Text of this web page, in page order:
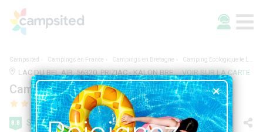
Campsited Campings en France Campings en Bretagne Camping Ecologique le Lac O Fées
LAC DU BEL AIR, 56320, PRIZIAC - KALON BREIZH, France | 0.3KM DE PRIZIAC - KALON BREIZH VOIR SUR LA CARTE
Camping Ecologique le Lac O Fées
8.8 Super 50 avis